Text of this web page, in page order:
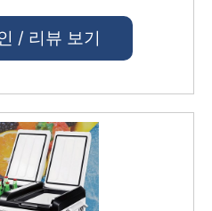
/ 리뷰 보기